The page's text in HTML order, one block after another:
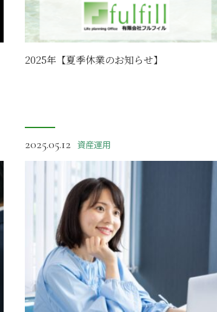
2025年【夏季休業のお知らせ】
2025.05.12 資産運用